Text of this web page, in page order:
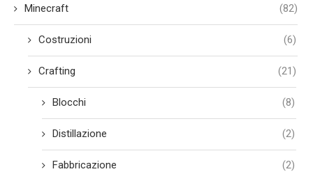
Minecraft (82)
Costruzioni (6)
Crafting (21)
Blocchi (8)
Distillazione (2)
Fabbricazione (2)